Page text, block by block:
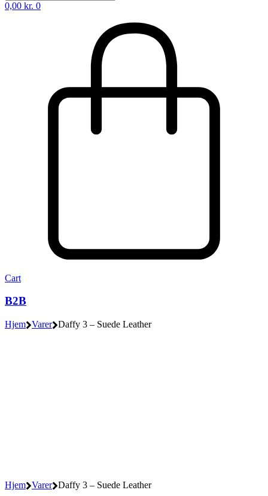
0,00 kr. 0
Cart
B2B
Hjem Varer Daffy 3 – Suede Leather
Hjem Varer Daffy 3 – Suede Leather